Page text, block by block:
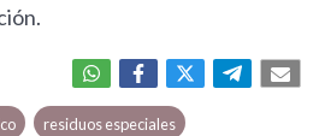
residuos especiales